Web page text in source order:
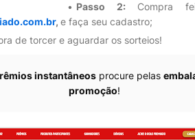
Passo 2: Compra
, e faça seu cadastro;
de torcer e aguardar os sorteios!
instantâneos procure pelas
promoção!